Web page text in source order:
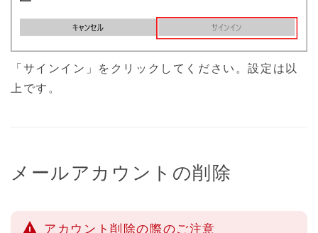
「サインイン」をクリックしてください。設定は以
上です。
メールアカウントの削除
アカウント削除の際のご注意